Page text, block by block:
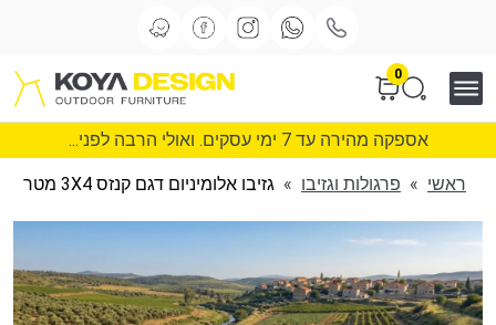
0
אספקה מהירה עד 7 ימי עסקים. ואולי הרבה לפני...
ראשי » פרגולות וגזיבו » גזיבו אלומיניום דגם קנזס 3X4 מטר